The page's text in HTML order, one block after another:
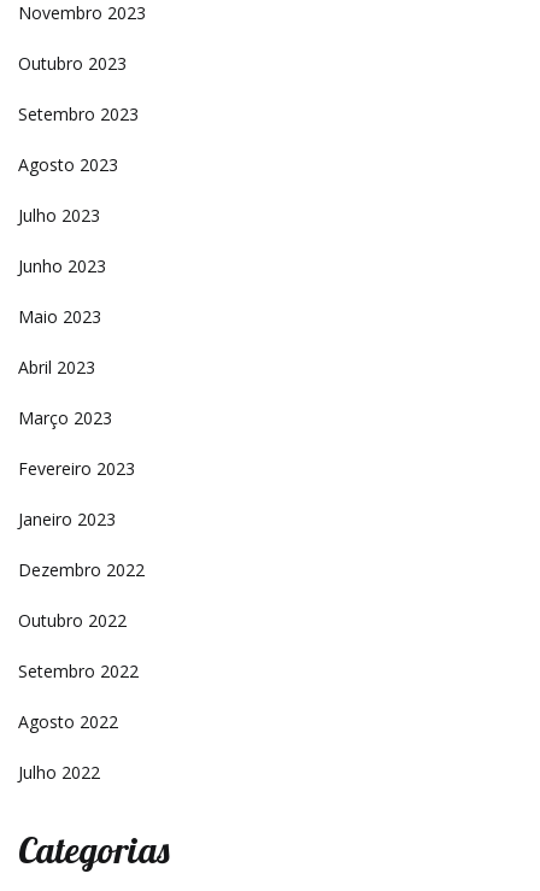
Novembro 2023
Outubro 2023
Setembro 2023
Agosto 2023
Julho 2023
Junho 2023
Maio 2023
Abril 2023
Março 2023
Fevereiro 2023
Janeiro 2023
Dezembro 2022
Outubro 2022
Setembro 2022
Agosto 2022
Julho 2022
Categorias